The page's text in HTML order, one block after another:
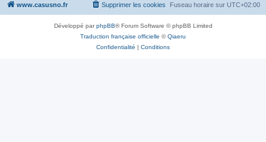
www.casusno.fr Fuseau horaire sur UTC+02:00
Supprimer les cookies
Développé parphpBB® Forum Software © phpBB Limited
Traduction française officielle ©Qiaeru
Confidentialité | Conditions